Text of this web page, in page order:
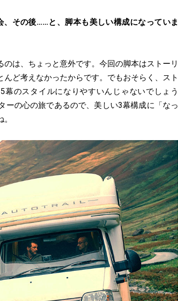
その後……と、脚本も美しい構成になっていま
は、ちょっと意外です。今回の脚本はストーリ
ど考えなかったからです。でもおそらく、スト
のスタイルになりやすいんじゃないでしょう
ーの心の旅であるので、美しい3幕構成に「なっ